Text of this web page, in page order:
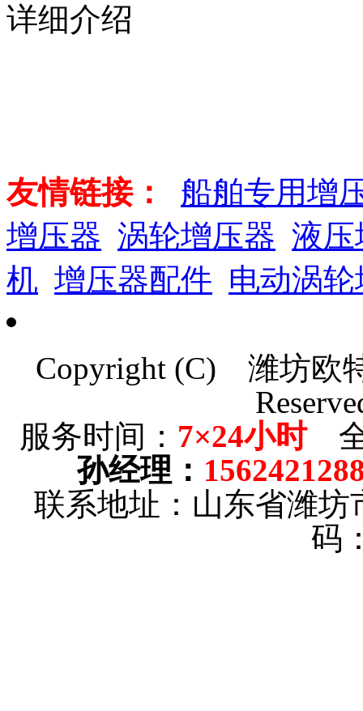
详细介绍
友情链接：
船舶专用增
增压器 涡轮增压器 液压
机 增压器配件 电动涡
Copyright (C) 潍坊欧
服务时间： 7×24小时全
孙经理 ：
联系地址：山东省潍
码